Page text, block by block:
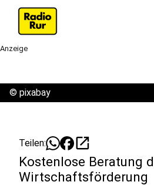
Anzeige
© pixabay
Teilen: open_in_new
Kostenlose Beratung
Wirtschaftsförderung